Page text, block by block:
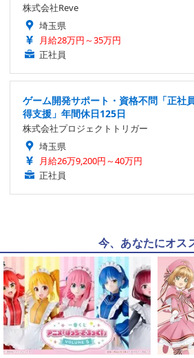
株式会社Reve
埼玉県
月給28万円～35万円
正社員
ゲーム開発サポート・資格不問「正社
得支援」年間休日125日
株式会社プロジェクトトリガー
埼玉県
月給26万9,200円～40万円
正社員
今、あなたにオス